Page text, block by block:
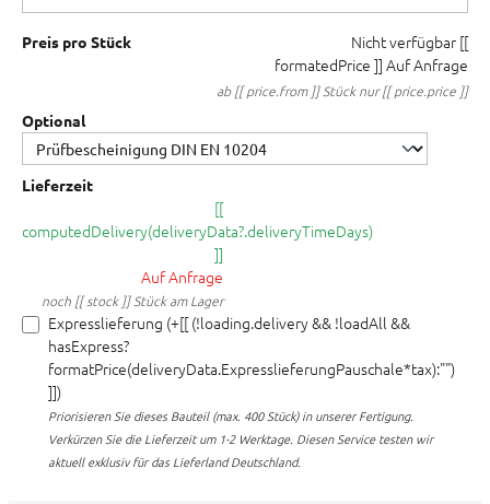
Preis pro Stück Nicht verfügbar [[
formatedPrice ]] Auf Anfrage
ab [[ price.from ]] Stück nur [[ price.price ]]
Optional
Lieferzeit
[[
computedDelivery(deliveryData?.deliveryTimeDays)
]]
Auf Anfrage
noch [[ stock ]] Stück am Lager
Expresslieferung (+[[ (!loading.delivery && !loadAll &&
hasExpress?
formatPrice(deliveryData.ExpresslieferungPauschale*tax):"")
]])
Priorisieren Sie dieses Bauteil (max. 400 Stück) in unserer Fertigung.
Verkürzen Sie die Lieferzeit um 1-2 Werktage. Diesen Service testen wir
aktuell exklusiv für das Lieferland Deutschland.